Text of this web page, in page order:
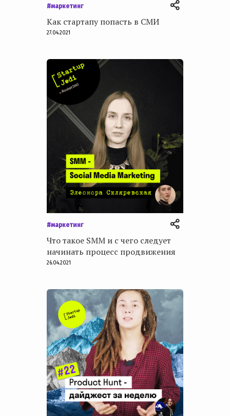
#маркетинг
Как стартапу попасть в СМИ
27.04.2021
#маркетинг
Что такое SMM и с чего следует
начинать процесс продвижения
26.04.2021